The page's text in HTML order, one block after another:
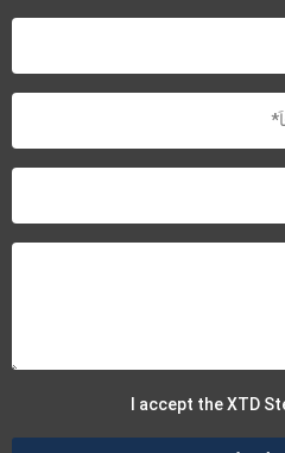
I accept the XTD